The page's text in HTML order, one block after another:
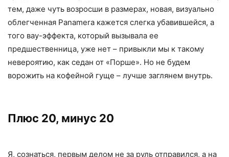
тем, даже чуть возросши в размерах, новая, визуально
облегченная Panamera кажется слегка убавившейся, а
того вау-эффекта, который вызывала ее
предшественница, уже нет – привыкли мы к такому
невероятию, как седан от «Порше». Но не будем
ворожить на кофейной гуще – лучше заглянем внутрь.
Плюс 20, минус 20
Я, сознаться, первым делом не за руль отправился, а на